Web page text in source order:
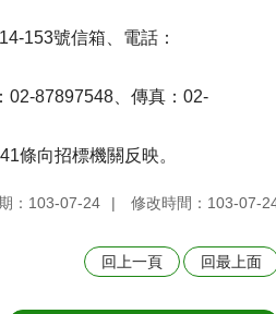
153號信箱、電話：
02-87897548、傳真：02-
條向招標機關反映。
：103-07-24 修改時間：103-07-
回上一頁 回最上面